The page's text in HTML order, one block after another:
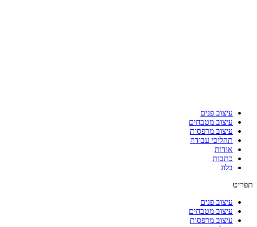
עיצוב פנים
עיצוב מטבחים
עיצוב מרפסות
תהליכי עבודה
אודות
כתבות
בלוג
תפריט
עיצוב פנים
עיצוב מטבחים
עיצוב מרפסות